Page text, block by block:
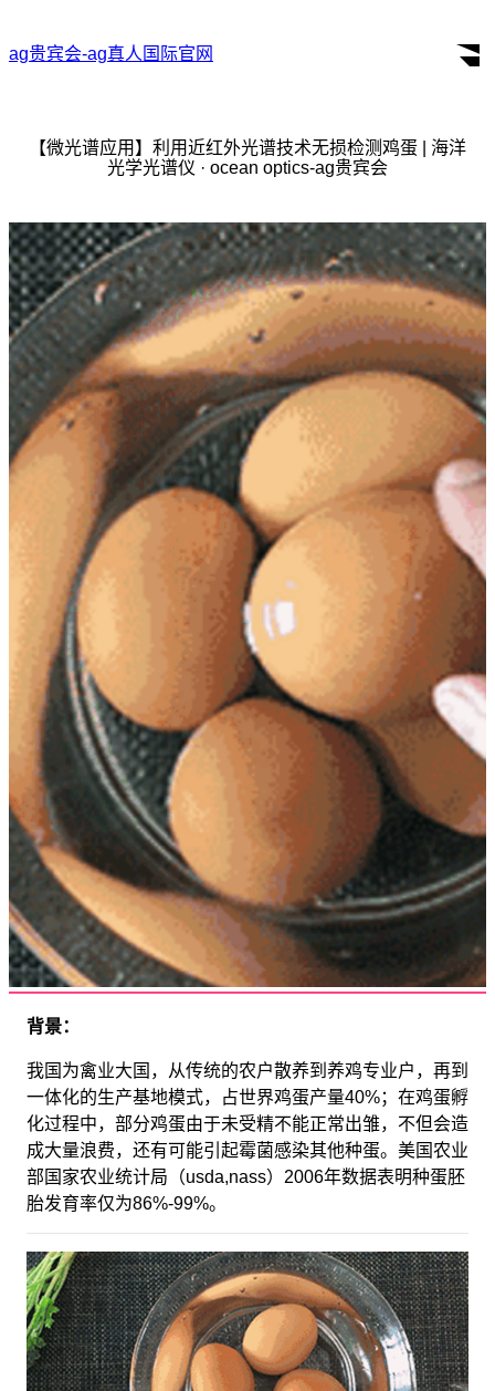
for:
ag贵宾会-ag真人国际官网
【微光谱应用】利用近红外光谱技术无损检测鸡蛋 | 海洋
光学光谱仪 · ocean optics-ag贵宾会
背景：
我国为禽业大国，从传统的农户散养到养鸡专业户，再到
一体化的生产基地模式，占世界鸡蛋产量40%；在鸡蛋孵
化过程中，部分鸡蛋由于未受精不能正常出雏，不但会造
成大量浪费，还有可能引起霉菌感染其他种蛋。美国农业
部国家农业统计局（usda,nass）2006年数据表明种蛋胚
胎发育率仅为86%-99%。